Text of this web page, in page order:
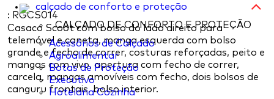
calçado de conforto e proteção
CALÇADO DE CONFORTO E PROTEÇÃO
Acessórios de Calçado
Agroalimentar
Botas de Proteção
Executivo
Hotelaria Cozinha
: RGCS014
Casaco Scoot com bolso do lado direito para
telemóvel e caneta, manga esquerda com bolso
grande e fecho de correr, costuras reforçadas, peito e
mangas com vivo, apertura com fecho de correr,
carcela, mangas amovíveis com fecho, dois bolsos de
canguru frontais, bolso interior.